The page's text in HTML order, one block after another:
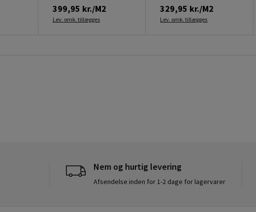
399,95 kr./M2
Lev. omk. tillægges
329,95 kr./M2
Lev. omk. tillægges
Nem og hurtig levering
Afsendelse inden for 1-2 dage for lagervarer